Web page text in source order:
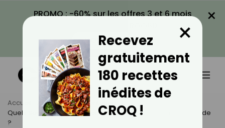
PROMO : -60% sur les offres 3 et 6 mois
VOIR LA PROMO
×
Accueil Actus
Alimentation
Quels Sont Les Bons Féculents Pour Accompagner Une Viande
?
Recevez
gratuitement
180 recettes
inédites de
CROQ !
×